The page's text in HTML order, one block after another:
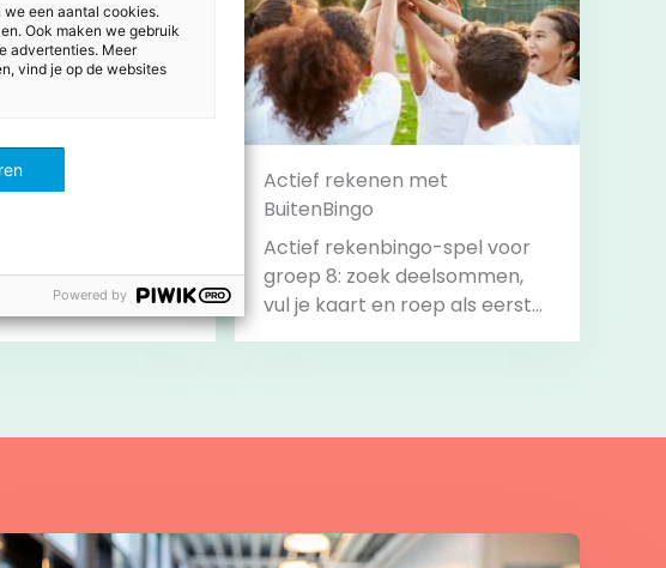
naar de Sint
naar
Actief rekenen met
BuitenBingo
Actief rekenbingo-spel voor
groep 8: zoek deelsommen,
vul je kaart en roep als eerste
een aantal cookies.
Ook maken we gebruik
advertenties. Meer
vind je op de websites
Powered by